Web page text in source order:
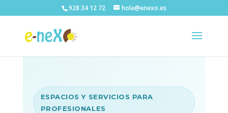
928 34 12 72 hola@enexo.es
ESPACIOS Y SERVICIOS PARA
PROFESIONALES